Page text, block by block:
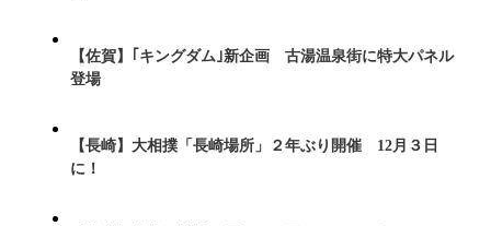
【佐賀】｢キングダム｣新企画 古湯温泉街に特大パネル
登場
【長崎】大相撲「長崎場所」２年ぶり開催 12月３日
に！